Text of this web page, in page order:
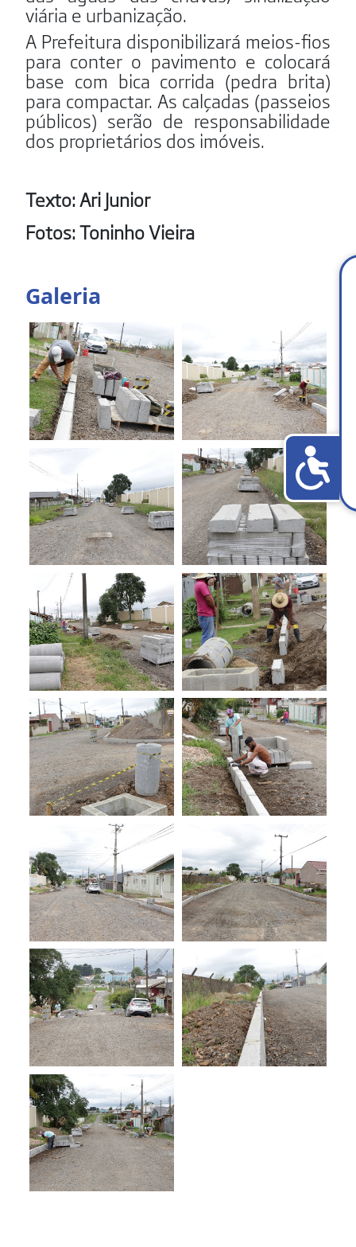
viária e urbanização.
A Prefeitura disponibilizará meios-fios
para conter o pavimento e colocará
base com bica corrida (pedra brita)
para compactar. As calçadas (passeios
públicos) serão de responsabilidade
dos proprietários dos imóveis.
Texto: Ari Junior
Fotos: Toninho Vieira
Galeria